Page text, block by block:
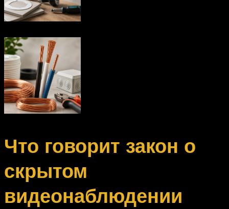
Что говорит закон о
скрытом
видеонаблюдении